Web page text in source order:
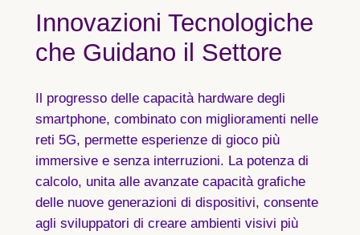
Innovazioni Tecnologiche
che Guidano il Settore
Il progresso delle capacità hardware degli
smartphone, combinato con miglioramenti nelle
reti 5G, permette esperienze di gioco più
immersive e senza interruzioni. La potenza di
calcolo, unita alle avanzate capacità grafiche
delle nuove generazioni di dispositivi, consente
agli sviluppatori di creare ambienti visivi più